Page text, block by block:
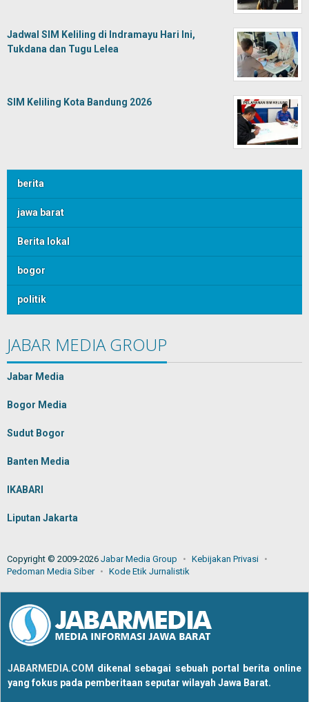
Jadwal SIM Keliling di Indramayu Hari Ini,
Tukdana dan Tugu Lelea
SIM Keliling Kota Bandung 2026
berita
jawa barat
Berita lokal
bogor
politik
JABAR MEDIA GROUP
Jabar Media
Bogor Media
Sudut Bogor
Banten Media
IKABARI
Liputan Jakarta
Copyright © 2009-2026 Jabar Media Group
Kebijakan Privasi
Pedoman Media Siber
Kode Etik Jurnalistik
JABARMEDIA.COM dikenal sebagai sebuah portal berita online
yang fokus pada pemberitaan seputar wilayah Jawa Barat.